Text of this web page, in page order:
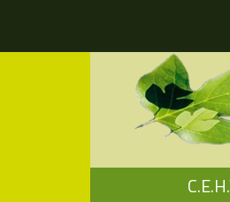
principal